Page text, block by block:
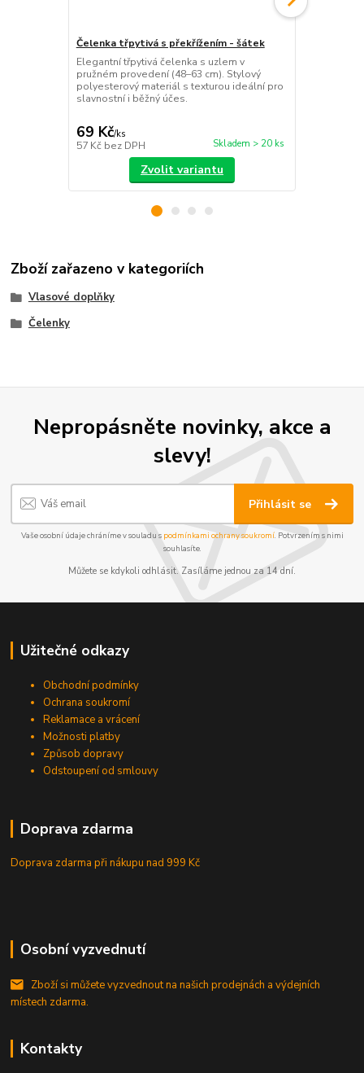
Čelenka třpytivá s překřížením - šátek
Elegantní třpytivá čelenka s uzlem v
pružném provedení (48–63 cm). Stylový
polyesterový materiál s texturou ideální pro
slavnostní i běžný účes.
69 Kč/ks
57 Kč bez DPH Skladem > 20 ks
Zvolit variantu
Zboží zařazeno v kategoriích
Vlasové doplňky
Čelenky
Nepropásněte novinky, akce a
slevy!
Přihlásit se
Vaše osobní údaje chráníme v souladu s podmínkami ochrany soukromí. Potvrzením s nimi
souhlasíte.
Můžete se kdykoli odhlásit. Zasíláme jednou za 14 dní.
Užitečné odkazy
Obchodní podmínky
Ochrana soukromí
Reklamace a vrácení
Možnosti platby
Způsob dopravy
Odstoupení od smlouvy
Doprava zdarma
Doprava zdarma při nákupunad 999 Kč
Osobní vyzvednutí
Zboží si můžete vyzvednout na našich prodejnách a výdejních
místech zdarma.
Kontakty